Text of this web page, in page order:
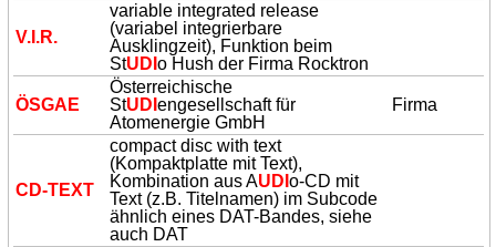
V.I.R.
variable integrated release
(variabel integrierbare
Ausklingzeit), Funktion beim
StUDIo Hush der Firma Rocktron
ÖSGAE
Österreichische
StUDIengesellschaft für
Atomenergie GmbH
Firma
CD-TEXT
compact disc with text
(Kompaktplatte mit Text),
Kombination aus AUDIo-CD mit
Text (z.B. Titelnamen) im Subcode
ähnlich eines DAT-Bandes, siehe
auch DAT